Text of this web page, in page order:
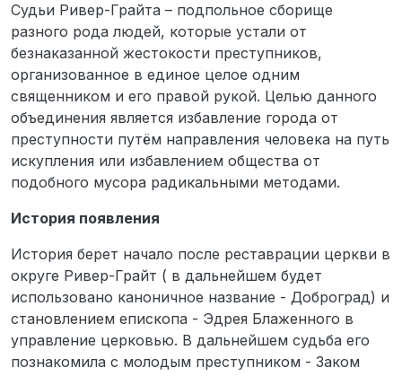
Судьи Ривер-Грайта – подпольное сборище
разного рода людей, которые устали от
безнаказанной жестокости преступников,
организованное в единое целое одним
священником и его правой рукой. Целью данного
объединения является избавление города от
преступности путём направления человека на путь
искупления или избавлением общества от
подобного мусора радикальными методами.
История появления
История берет начало после реставрации церкви в
округе Ривер-Грайт ( в дальнейшем будет
использовано каноничное название - Доброград) и
становлением епископа - Эдрея Блаженного в
управление церковью. В дальнейшем судьба его
познакомила с молодым преступником - Заком